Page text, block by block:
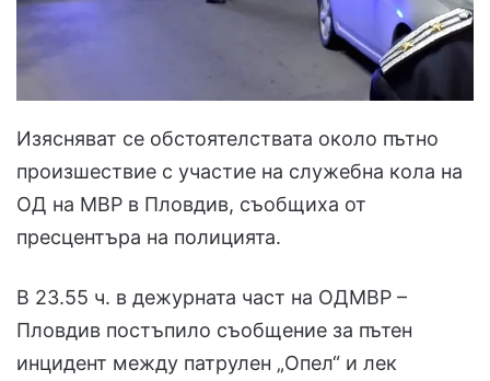
Изясняват се обстоятелствата около пътно
произшествие с участие на служебна кола на
ОД на МВР в Пловдив, съобщиха от
пресцентъра на полицията.
В 23.55 ч. в дежурната част на ОДМВР –
Пловдив постъпило съобщение за пътен
инцидент между патрулен „Опел“ и лек